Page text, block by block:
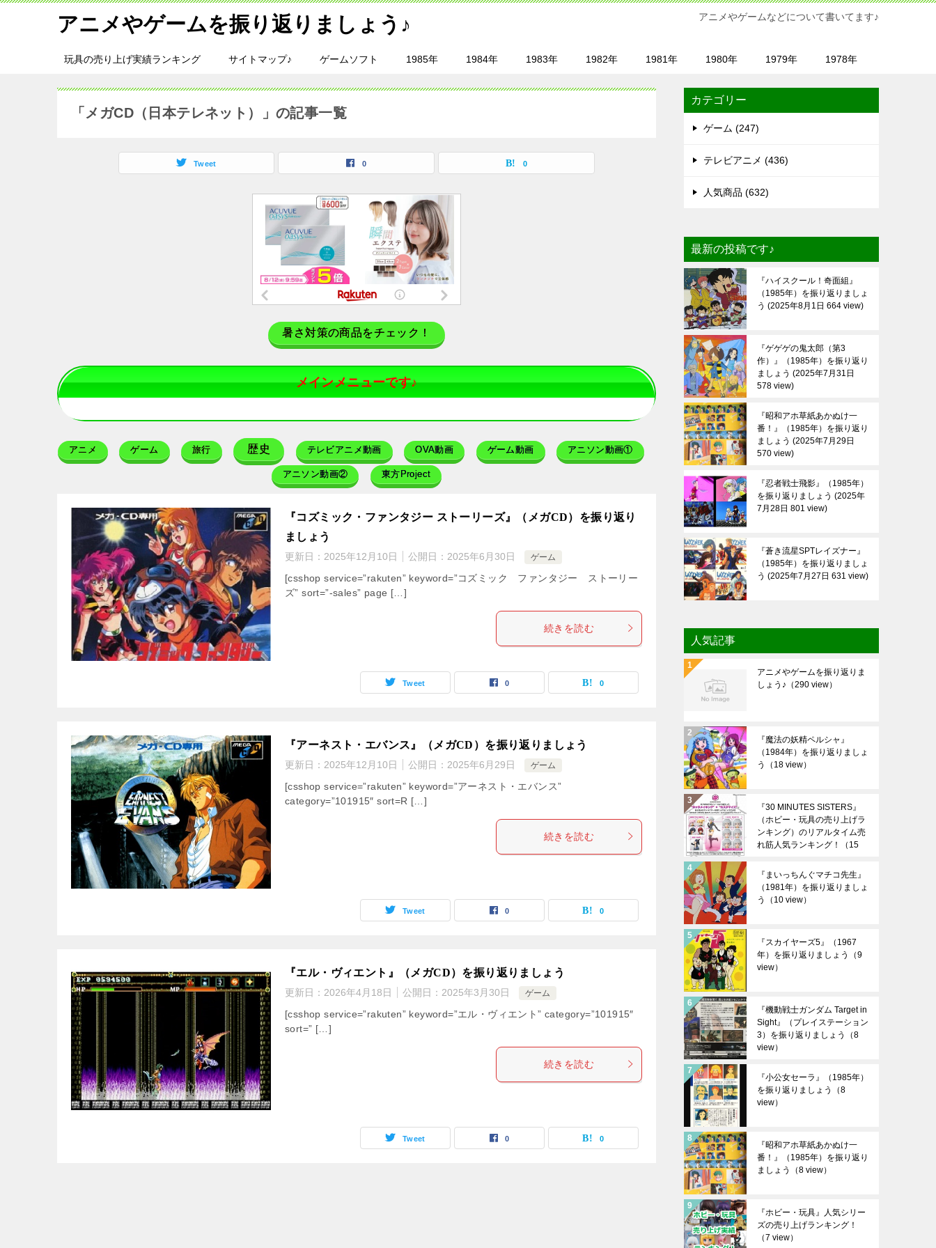
アニメやゲームを振り返りましょう♪ アニメやゲームなどについて書いてます♪
玩具の売り上げ実績ランキング サイトマップ♪ ゲームソフト 1985年 1984年 1983年 1982年 1981年 1980年 1979年 1978年
「メガCD（日本テレネット）」の記事一覧
Tweet 0 0
暑さ対策の商品をチェック！
メインメニューです♪
アニメ ゲーム 旅行 歴史 テレビアニメ動画 OVA動画 ゲーム動画 アニソン動画①
アニソン動画② 東方Project
『コズミック・ファンタジー ストーリーズ』（メガCD）を振り返り
ましょう
更新日： 2025年12月10日 公開日： 2025年6月30日 ゲーム
[csshop service=”rakuten” keyword=”コズミック ファンタジー ストーリー
ズ” sort=”-sales” page […]
続きを読む
Tweet 0 0
『アーネスト・エバンス』（メガCD）を振り返りましょう
更新日： 2025年12月10日 公開日： 2025年6月29日 ゲーム
[csshop service=”rakuten” keyword=”アーネスト・エバンス”
category=”101915″ sort=R […]
続きを読む
Tweet 0 0
『エル・ヴィエント』（メガCD）を振り返りましょう
更新日： 2026年4月18日 公開日： 2025年3月30日 ゲーム
[csshop service=”rakuten” keyword=”エル・ヴィエント” category=”101915″
sort=” […]
続きを読む
Tweet 0 0
カテゴリー
ゲーム (247)
テレビアニメ (436)
人気商品 (632)
最新の投稿です♪
『ハイスクール！奇面組』
（1985年）を振り返りましょ
う
2025年8月1日 664 view
『ゲゲゲの鬼太郎（第3
作）』（1985年）を振り返り
ましょう
2025年7月31日
578 view
『昭和アホ草紙あかぬけ一
番！』（1985年）を振り返り
ましょう
2025年7月29日
570 view
『忍者戦士飛影』（1985年）
を振り返りましょう
2025年
7月28日 801 view
『蒼き流星SPTレイズナー』
（1985年）を振り返りましょ
う
2025年7月27日 631 view
人気記事
アニメやゲームを振り返りま
しょう♪ （290 view）
『魔法の妖精ペルシャ』
（1984年）を振り返りましょ
う
（18 view）
『30 MINUTES SISTERS』
（ホビー・玩具の売り上げラ
ンキング）のリアルタイム売
れ筋人気ランキング！
（15
『まいっちんぐマチコ先生』
（1981年）を振り返りましょ
う
（10 view）
『スカイヤーズ5』（1967
年）を振り返りましょう
（9
view）
『機動戦士ガンダム Target in
Sight』（プレイステーション
3）を振り返りましょう
（8
view）
『小公女セーラ』（1985年）
を振り返りましょう
（8
view）
『昭和アホ草紙あかぬけ一
番！』（1985年）を振り返り
ましょう
（8 view）
『ホビー・玩具』人気シリー
ズの売り上げランキング！
（7 view）